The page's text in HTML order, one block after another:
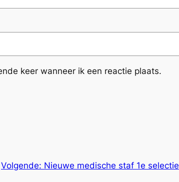
keer wanneer ik een reactie plaats.
Volgende: Nieuwe medische staf 1e selectie